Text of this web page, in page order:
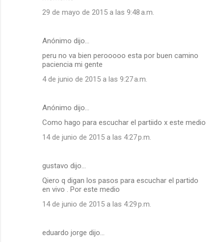
29 de mayo de 2015 a las 9:48 a.m.
Anónimo dijo…
peru no va bien perooooo esta por buen camino
paciencia mi gente
4 de junio de 2015 a las 9:27 a.m.
Anónimo dijo…
Como hago para escuchar el partiido x este medio
14 de junio de 2015 a las 4:27 p.m.
gustavo dijo…
Qiero q digan los pasos para escuchar el partido
en vivo . Por este medio
14 de junio de 2015 a las 4:29 p.m.
eduardo jorge dijo…